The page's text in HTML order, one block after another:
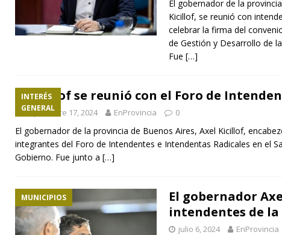
El gobernador de la
Kicillof, se reunió con
celebrar la firma del
de Gestión y Desarrollo de
Fue […]
INTERÉS
GENERAL
Kicillof se reunió con el Foro de
septiembre 17, 2024 EnProvincia 0
El gobernador de la provincia de Buenos Aires, Axel Kicillof,
integrantes del Foro de Intendentes e Intendentas Radicales en el
Gobierno. Fue junto a […]
MUNICIPIOS
El gobernador
intendentes de
julio 6, 2024 EnProvincia